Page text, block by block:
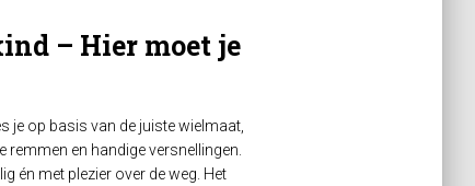
– Hier moet je
je op basis van de juiste wielmaat,
remmen en handige versnellingen.
én met plezier over de weg. Het